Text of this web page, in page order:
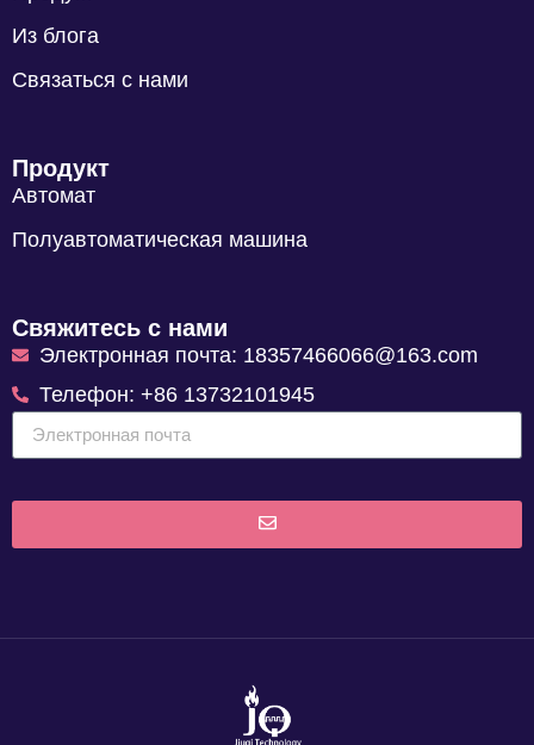
Из блога
Связаться с нами
Продукт
Автомат
Полуавтоматическая машина
Свяжитесь с нами
Электронная почта: 18357466066@163.com
Телефон: +86 13732101945